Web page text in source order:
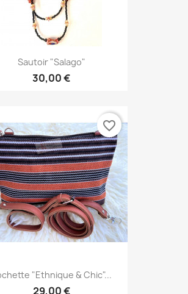
Sautoir "Salago"
30,00 €
"Ethnique & Chic"...
29,00 €
favorite_border